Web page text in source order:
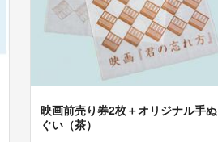
映画前売り券2枚＋オリジナル手ぬ
ぐい（茶）